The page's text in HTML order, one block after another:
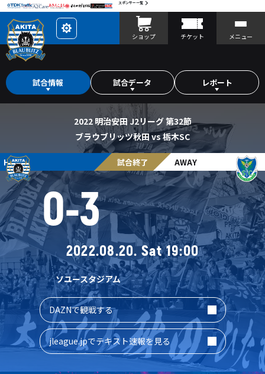
スポンサー一覧
レ
イ
ア
を
タ
マ
ズ
ショップ チケット メニュー
試合情報 試合データ レポート
2022 明治安田 J2リーグ 第32節
ブラウブリッツ秋田 vs 栃木SC
HOME 試合終了 AWAY
0-3
2022.08.20. Sat 19:00
ソユースタジアム
DAZNで観戦する
jleague.jpでテキスト速報を見る